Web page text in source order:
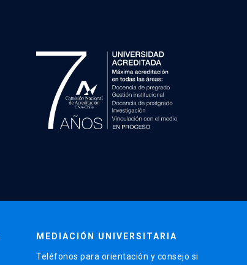
MEDIACIÓN UNIVERSITARIA
Teléfonos para orientación y consejo si